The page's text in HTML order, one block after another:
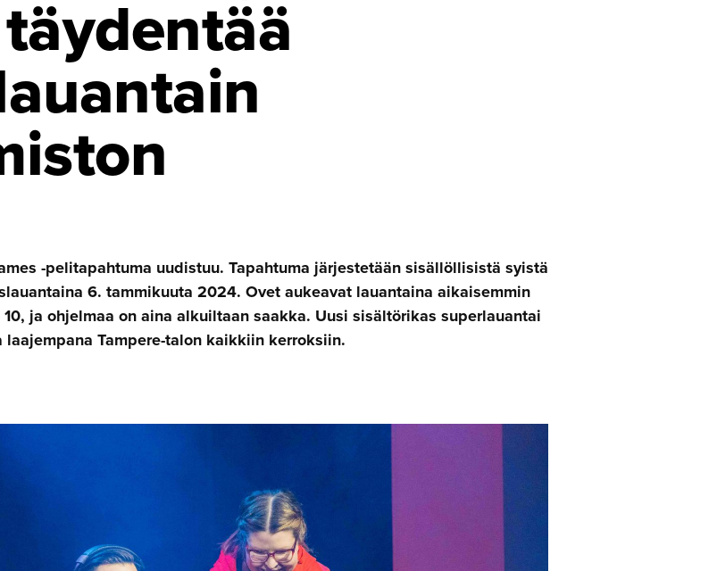
-pelitapahtuma uudistuu. Tapahtuma järjestetään sisällöllisistä syistä
6. tammikuuta 2024. Ovet aukeavat lauantaina aikaisemmin
ja ohjelmaa on aina alkuiltaan saakka. Uusi sisältörikas superlauantai
Tampere-talon kaikkiin kerroksiin.